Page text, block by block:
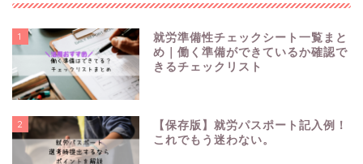
1
就労準備性チェックシート一覧まと
め｜働く準備ができているか確認で
きるチェックリスト
2
【保存版】就労パスポート記入例！
これでもう迷わない。